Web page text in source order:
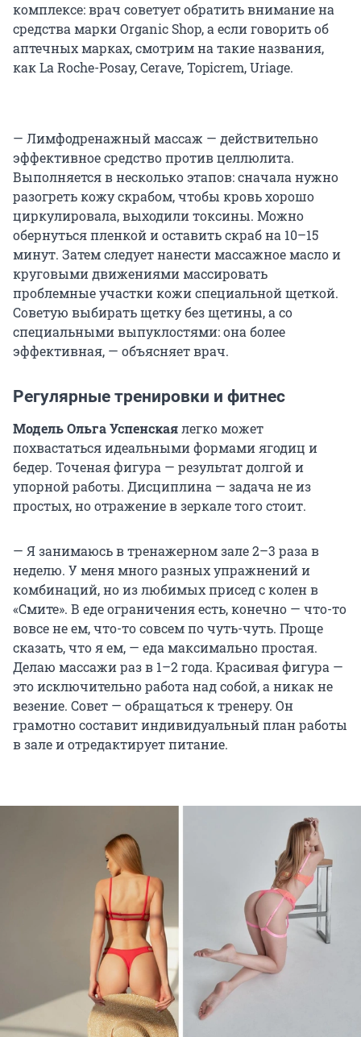
комплексе: врач советует обратить внимание на
средства марки Organic Shop, а если говорить об
аптечных марках, смотрим на такие названия,
как La Roche-Posay, Cerave, Topicrem, Uriage.
— Лимфодренажный массаж — действительно
эффективное средство против целлюлита.
Выполняется в несколько этапов: сначала нужно
разогреть кожу скрабом, чтобы кровь хорошо
циркулировала, выходили токсины. Можно
обернуться пленкой и оставить скраб на 10–15
минут. Затем следует нанести массажное масло и
круговыми движениями массировать
проблемные участки кожи специальной щеткой.
Советую выбирать щетку без щетины, а со
специальными выпуклостями: она более
эффективная, — объясняет врач.
Регулярные тренировки и фитнес
Модель Ольга Успенскаялегко может
похвастаться идеальными формами ягодиц и
бедер. Точеная фигура — результат долгой и
упорной работы. Дисциплина — задача не из
простых, но отражение в зеркале того стоит.
— Я занимаюсь в тренажерном зале 2–3 раза в
неделю. У меня много разных упражнений и
комбинаций, но из любимых присед с колен в
«Смите». В еде ограничения есть, конечно — что-то
вовсе не ем, что-то совсем по чуть-чуть. Проще
сказать, что я ем, — еда максимально простая.
Делаю массажи раз в 1–2 года. Красивая фигура —
это исключительно работа над собой, а никак не
везение. Совет — обращаться к тренеру. Он
грамотно составит индивидуальный план работы
в зале и отредактирует питание.